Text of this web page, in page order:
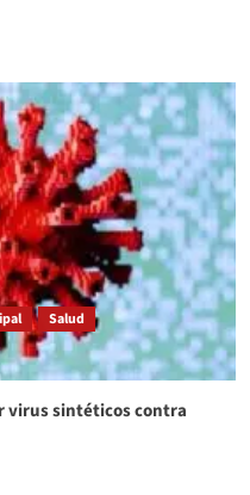
Salud
virus sintéticos contra